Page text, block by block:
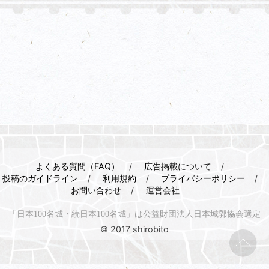
よくある質問（FAQ）
広告掲載について
投稿のガイドライン
利用規約
プライバシーポリシー
お問い合わせ
運営会社
「日本100名城・続日本100名城」は公益財団法人日本城郭協会選定
© 2017 shirobito